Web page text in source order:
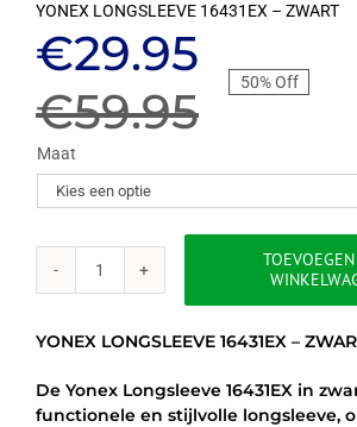
YONEX LONGSLEEVE 16431EX – ZWART
€59.95
prijs
was:
€59.95.
€29.95
Huidige
prijs
is:
€29.95.
50% Off
Maat
YONEX
LONGSLEEVE
ZWART
aantal
YONEX LONGSLEEVE 16431EX –
De Yonex Longsleeve 16431EX in
functionele en stijlvolle longsleeve,